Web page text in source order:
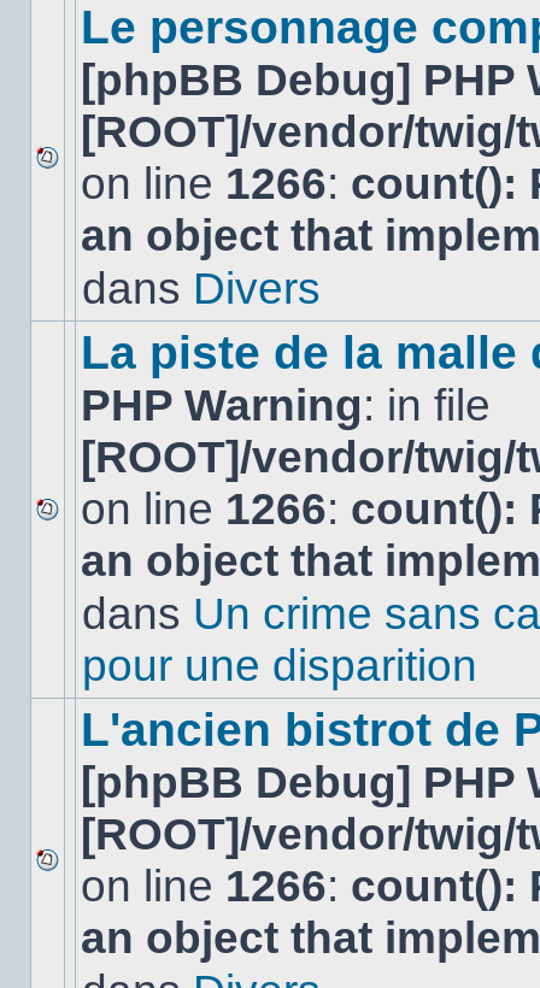
Aucun
nouveau
message
non-
dans
Le personnage
[phpBB Debug] PHP
[ROOT]/vendor/
on line 1266: count():
an object that
dans Divers
Aucun
nouveau
message
sujet.
La piste de la malle
PHP Warning: in file
[ROOT]/vendor/
on line 1266: count():
an object that
dans Un crime sans
pour une disparition
Aucun
nouveau
message
non-
L'ancien bistrot de
[phpBB Debug] PHP
[ROOT]/vendor/
on line 1266: count():
an object that